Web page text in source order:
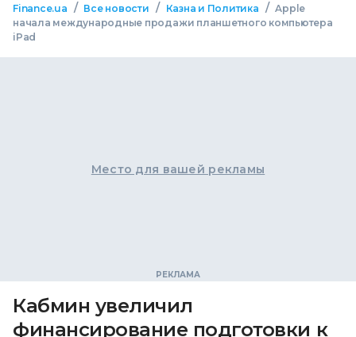
Finance.ua / Все новости / Казна и Политика / Apple
начала международные продажи планшетного компьютера
iPad
Место для вашей рекламы
Кабмин увеличил
финансирование подготовки к